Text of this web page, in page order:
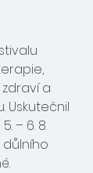
a
Uskutečnil
– 6. 8.